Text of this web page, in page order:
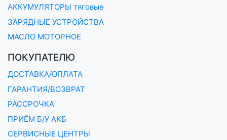
АККУМУЛЯТОРЫ тяговые
ЗАРЯДНЫЕ УСТРОЙСТВА
МАСЛО МОТОРНОЕ
ПОКУПАТЕЛЮ
ДОСТАВКА/ОПЛАТА
ГАРАНТИЯ/ВОЗВРАТ
РАССРОЧКА
ПРИЁМ Б/У АКБ
СЕРВИСНЫЕ ЦЕНТРЫ